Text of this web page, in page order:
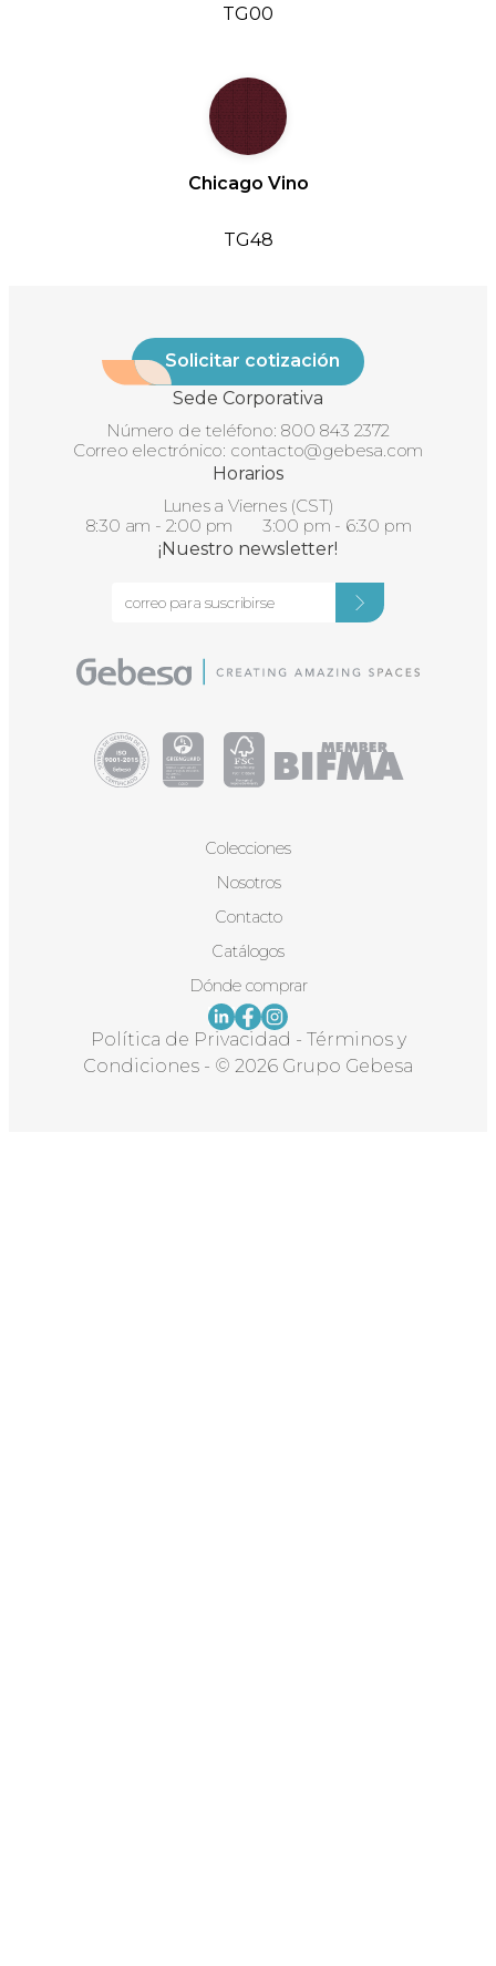
TG00
Chicago Vino
TG48
Solicitar cotización
Sede Corporativa
Número de teléfono: 800 843 2372
Correo electrónico: contacto@gebesa.com
Horarios
Lunes a Viernes (CST)
8:30 am - 2:00 pm 3:00 pm - 6:30 pm
¡Nuestro newsletter!
Colecciones
Nosotros
Contacto
Catálogos
Dónde comprar
Política de Privacidad - Términos y
Condiciones - © 2026 Grupo Gebesa